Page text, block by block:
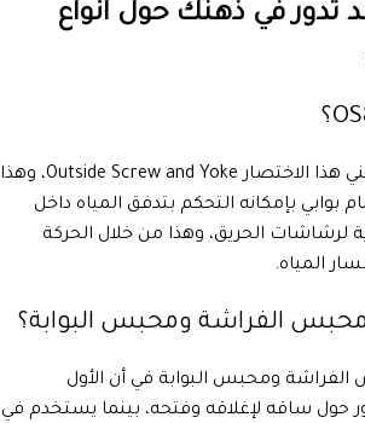
تدور في ذهنك حول انواع
هو محبس البوابة، ويعني هذا الاختصار Outside Screw and Yoke، وهذا
بإمكانه التحكم بتدفق المياه داخل
لرشاشات الحريق، وهذا من خلال الحركة
المياه.
محبس الفراشة ومحبس البوابة؟
ومحبس البوابة في أن الأول
حول ساقه لإغلاقه وفتحه، بينما يستخدم في